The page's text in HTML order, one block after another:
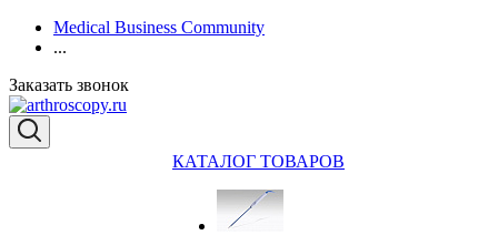
Medical Business Community
...
Заказать звонок
КАТАЛОГ ТОВАРОВ